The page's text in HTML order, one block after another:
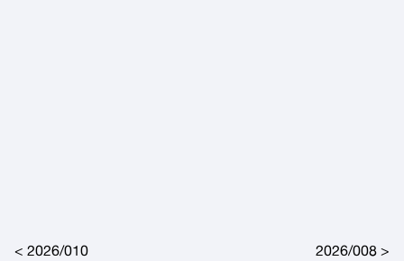
Post navigation
2026/010 2026/008